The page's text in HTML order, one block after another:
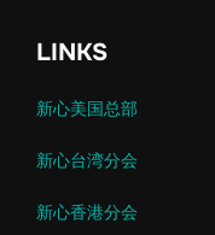
LINKS
新心美国总部
新心台湾分会
新心香港分会